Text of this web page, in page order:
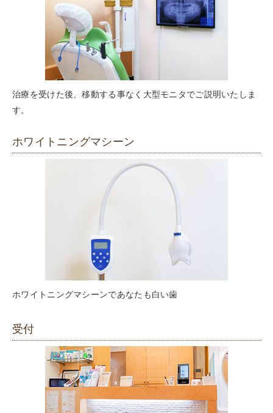
治療を受けた後、移動する事なく大型モニタでご説明いたしま
す。
ホワイトニングマシーン
ホワイトニングマシーンであなたも白い歯
受付